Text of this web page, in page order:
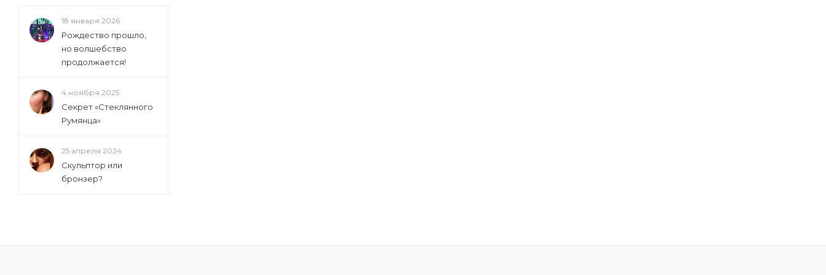
18 января 2026
Рождество прошло,
но волшебство
продолжается!
4 ноября 2025
Секрет «Стеклянного
Румянца»
25 апреля 2024
Скульптор или
бронзер?